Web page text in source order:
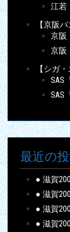
江若
【京阪
京阪
京阪
【シガ
SAS
SAS
最近の
● 滋賀
● 滋賀
● 滋賀
● 滋賀